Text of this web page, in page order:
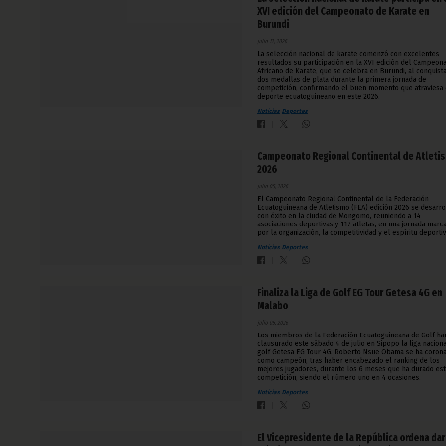
XVI edición del Campeonato de Karate en
Burundi
julio 12, 2026
La selección nacional de karate comenzó con excelentes
resultados su participación en la XVI edición del
Africano de Karate, que se celebra en Burundi, al
dos medallas de plata durante la primera jornada de
competición, confirmando el buen momento que atraviesa
deporte ecuatoguineano en este 2026.
Noticias Deportes
Campeonato Regional Continental de
2026
julio 05, 2026
El Campeonato Regional Continental de la Federación
Ecuatoguineana de Atletismo (FEA) edición 2026 se
con éxito en la ciudad de Mongomo, reuniendo a 14
asociaciones deportivas y 117 atletas, en una jornada
por la organización, la competitividad y el espíritu
Noticias Deportes
Finaliza la Liga de Golf EG Tour Getesa 4G en
Malabo
julio 05, 2026
Los miembros de la Federación Ecuatoguineana de Golf
clausurado este sábado 4 de julio en Sipopo la liga
golf Getesa EG Tour 4G. Roberto Nsue Obama se ha
como campeón, tras haber encabezado el ranking de los
mejores jugadores, durante los 6 meses que ha durado
competición, siendo el número uno en 4 ocasiones.
Noticias Deportes
El Vicepresidente de la República ordena dar